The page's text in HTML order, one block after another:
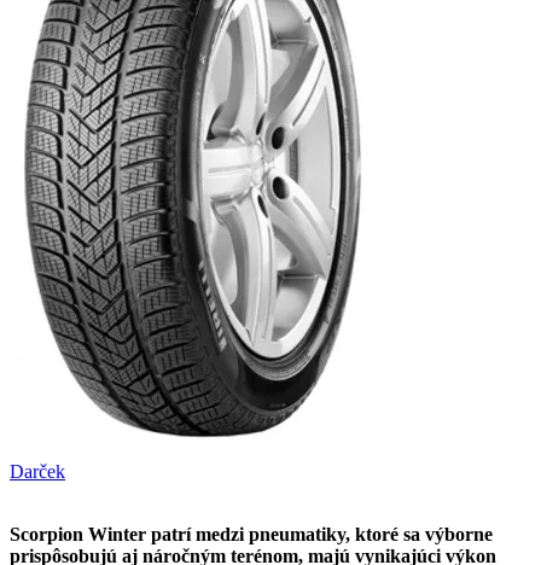
Darček
Scorpion Winter patrí medzi pneumatiky, ktoré sa výborne
prispôsobujú aj náročným terénom, majú vynikajúci výkon